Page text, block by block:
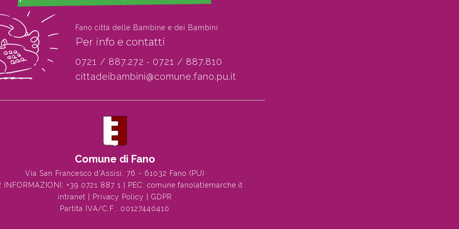
Fano città delle Bambine e dei Bambini
Per info e contatti
0721 / 887.272 - 0721 / 887.810
cittadeibambini@comune.fano.pu.it
Comune di Fano
Via San Francesco d'Assisi, 76 - 61032 Fano (PU)
INFORMAZIONI: +39 0721 887 1 | PEC: comune.fano(at)emarche.it
intranet
Privacy Policy
GDPR
Partita IVA/C.F.: 00127440410